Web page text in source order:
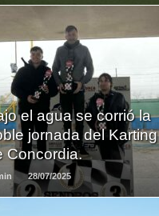
el agua se corrió la
jornada del Karting
Concordia.
28/07/2025
LEER
MAS